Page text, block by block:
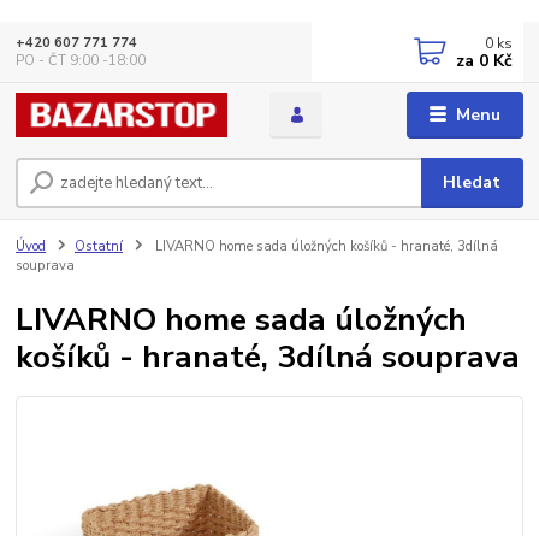
Menu
Hledat
+420 607 771 774
PO - ČT 9:00 -18:00
0 ks
za 0 Kč
Úvod Ostatní
LIVARNO home sada úložných košíků - hranaté, 3dílná
souprava
LIVARNO home sada úložných
košíků - hranaté, 3dílná souprava